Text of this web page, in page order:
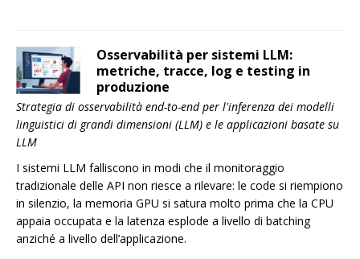
Osservabilità per sistemi LLM:
metriche, tracce, log e testing in
produzione
Strategia di osservabilità end-to-end per l'inferenza dei modelli
linguistici di grandi dimensioni (LLM) e le applicazioni basate su
LLM
I sistemi LLM falliscono in modi che il monitoraggio
tradizionale delle API non riesce a rilevare: le code si riempiono
in silenzio, la memoria GPU si satura molto prima che la CPU
appaia occupata e la latenza esplode a livello di batching
anziché a livello dell’applicazione.